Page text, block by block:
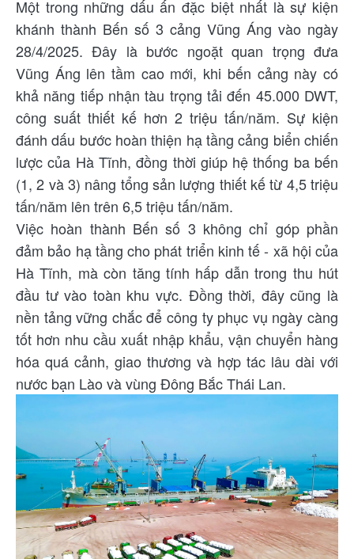
Một trong những dấu ấn đặc biệt nhất là sự kiện
khánh thành Bến số 3 cảng Vũng Áng vào ngày
28/4/2025. Đây là bước ngoặt quan trọng đưa
Vũng Áng lên tầm cao mới, khi bến cảng này có
khả năng tiếp nhận tàu trọng tải đến 45.000 DWT,
công suất thiết kế hơn 2 triệu tấn/năm. Sự kiện
đánh dấu bước hoàn thiện hạ tầng cảng biển chiến
lược của Hà Tĩnh, đồng thời giúp hệ thống ba bến
(1, 2 và 3) nâng tổng sản lượng thiết kế từ 4,5 triệu
tấn/năm lên trên 6,5 triệu tấn/năm.
Việc hoàn thành Bến số 3 không chỉ góp phần
đảm bảo hạ tầng cho phát triển kinh tế - xã hội của
Hà Tĩnh, mà còn tăng tính hấp dẫn trong thu hút
đầu tư vào toàn khu vực. Đồng thời, đây cũng là
nền tảng vững chắc để công ty phục vụ ngày càng
tốt hơn nhu cầu xuất nhập khẩu, vận chuyển hàng
hóa quá cảnh, giao thương và hợp tác lâu dài với
nước bạn Lào và vùng Đông Bắc Thái Lan.